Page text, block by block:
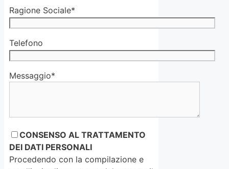
Ragione Sociale*
Telefono
Messaggio*
CONSENSO AL TRATTAMENTO
DEI DATI PERSONALI
Procedendo con la compilazione e